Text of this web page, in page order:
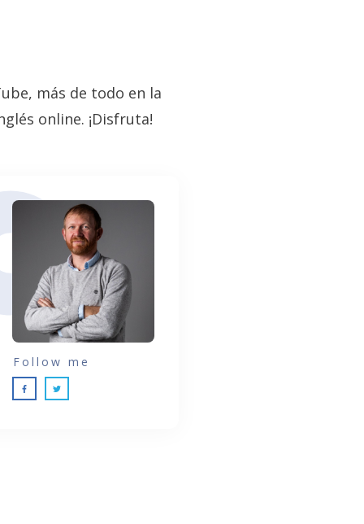
más de todo en la
online. ¡Disfruta!
Follow me